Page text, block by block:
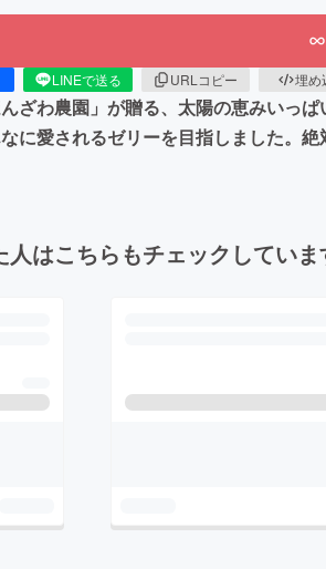
LINEで送る URLコピー 埋め
ざわ農園」が贈る、太陽の恵みいっ
に愛されるゼリーを目指しました。
はこちらもチェックしていま